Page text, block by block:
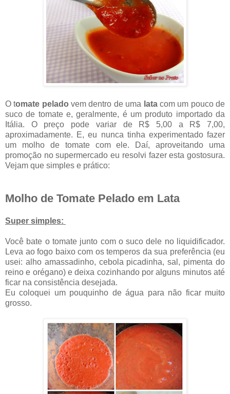
O tomate pelado vem dentro de uma latacom um pouco de
suco de tomate e, geralmente, é um produto importado da
Itália. O preço pode variar de R$ 5,00 a R$ 7,00,
aproximadamente. E, eu nunca tinha experimentado fazer
um molho de tomate com ele. Daí, aproveitando uma
promoção no supermercado eu resolvi fazer esta gostosura.
Vejam que simples e prático:
Molho de Tomate Pelado em Lata
Super simples:
Você bate o tomate junto com o suco dele no liquidificador.
Leva ao fogo baixo com os temperos da sua preferência (eu
usei: alho amassadinho, cebola picadinha, sal, pimenta do
reino e orégano) e deixa cozinhando por alguns minutos até
ficar na consistência desejada.
Eu coloquei um pouquinho de água para não ficar muito
grosso.